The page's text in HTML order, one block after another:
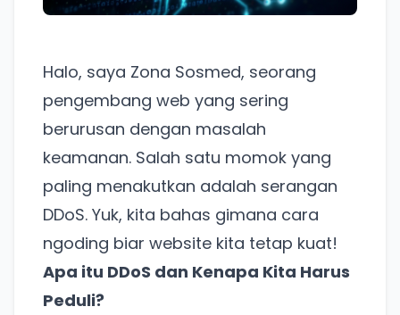
Halo, saya Zona Sosmed, seorang
pengembang web yang sering
berurusan dengan masalah
keamanan. Salah satu momok yang
paling menakutkan adalah serangan
DDoS. Yuk, kita bahas gimana cara
ngoding biar website kita tetap kuat!
Apa itu DDoS dan Kenapa Kita Harus
Peduli?